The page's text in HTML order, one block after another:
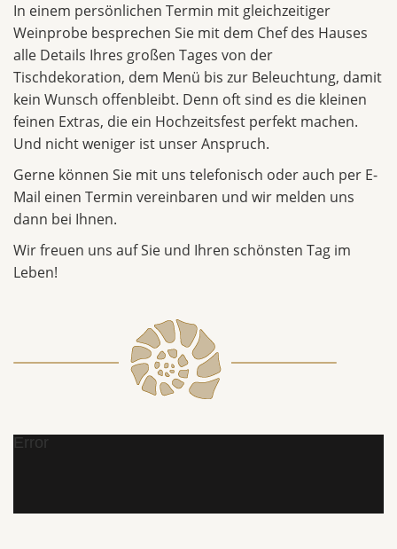
In einem persönlichen Termin mit gleichzeitiger
Weinprobe besprechen Sie mit dem Chef des Hauses
alle Details Ihres großen Tages von der
Tischdekoration, dem Menü bis zur Beleuchtung, damit
kein Wunsch offenbleibt. Denn oft sind es die kleinen
feinen Extras, die ein Hochzeitsfest perfekt machen.
Und nicht weniger ist unser Anspruch.
Gerne können Sie mit uns telefonisch oder auch per E-
Mail einen Termin vereinbaren und wir melden uns
dann bei Ihnen.
Wir freuen uns auf Sie und Ihren schönsten Tag im
Leben!
Error